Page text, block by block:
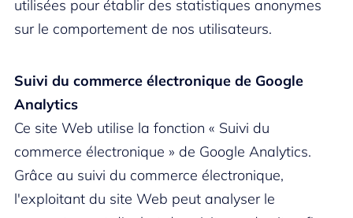
utilisées pour établir des statistiques anonymes
sur le comportement de nos utilisateurs.
Suivi du commerce électronique de Google
Analytics
Ce site Web utilise la fonction « Suivi du
commerce électronique » de Google Analytics.
Grâce au suivi du commerce électronique,
l'exploitant du site Web peut analyser le